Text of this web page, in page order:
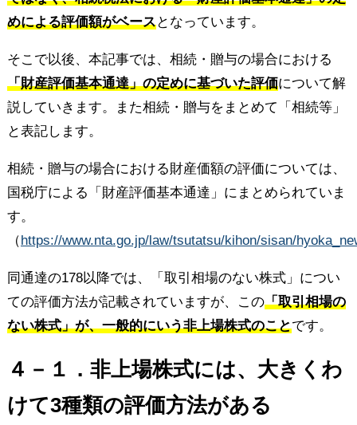
めによる評価額がベースとなっています。
そこで以後、本記事では、相続・贈与の場合における
「財産評価基本通達」の定めに基づいた評価について解
説していきます。また相続・贈与をまとめて「相続等」
と表記します。
相続・贈与の場合における財産価額の評価については、
国税庁による「財産評価基本通達」にまとめられていま
す。
（https://www.nta.go.jp/law/tsutatsu/kihon/sisan/
同通達の178以降では、「取引相場のない株式」につい
ての評価方法が記載されていますが、この「取引相場の
ない株式」が、一般的にいう非上場株式のことです。
４－１．非上場株式には、大きくわ
けて3種類の評価方法がある